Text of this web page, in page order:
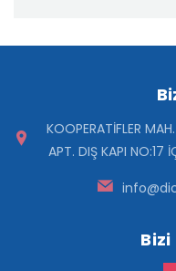
KOOPERATİFLER
APT. DIŞ KAPI NO:17